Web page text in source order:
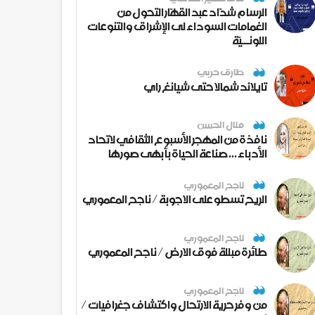
الرسام شدّاد عبد القهّار التحول من
الغمامات السوداء لى الإشراق والتنوعات
اللونــيّة
طارق حربي
تايلاند شمالا حتى شيانغ راي
منال الحسن
نافذة من المهجر الأسبوع الثقافي لاتحاد
الأدباء ... صناعة الحياة بأبهى صورها
ناجح المعموري
الريح تسطو على الاجوبة / ناجح المعموري
ناجح المعموري
طائرة مبللة فوق الارض / ناجح المعموري
ناجح المعموري
من وفر حرية الارتحال واكتشاف جغرافيات /